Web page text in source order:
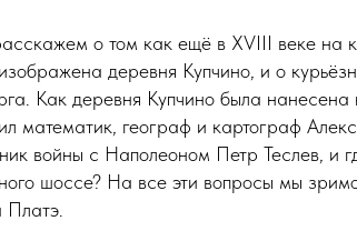
о том как ещё в XVIII веке на
деревня Купчино, и о
Как деревня Купчино была
математик, географ и картограф
войны с Наполеоном Петр Теслев, и
шоссе? На все эти вопросы мы зримо
Платэ.